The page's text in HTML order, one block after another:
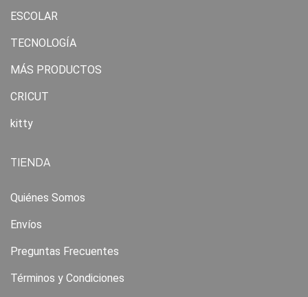
ESCOLAR
TECNOLOGÍA
MÁS PRODUCTOS
CRICUT
kitty
TIENDA
Quiénes Somos
Envíos
Preguntas Frecuentes
Términos y Condiciones